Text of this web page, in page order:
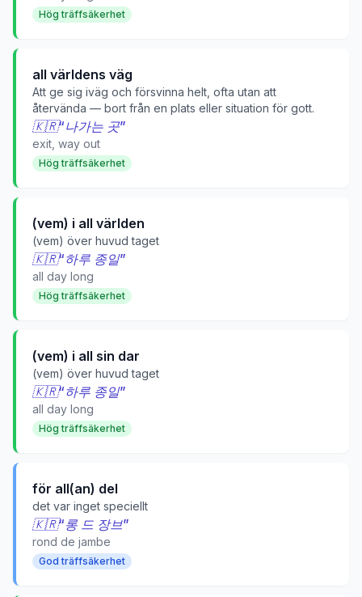
Hög träffsäkerhet
all världens väg
Att ge sig iväg och försvinna helt, ofta utan att
återvända — bort från en plats eller situation för gott.
🇰🇷“나가는 곳”
exit, way out
Hög träffsäkerhet
(vem) i all världen
(vem) över huvud taget
🇰🇷“하루 종일”
all day long
Hög träffsäkerhet
(vem) i all sin dar
(vem) över huvud taget
🇰🇷“하루 종일”
all day long
Hög träffsäkerhet
för all(an) del
det var inget speciellt
🇰🇷“롱 드 장브”
rond de jambe
God träffsäkerhet